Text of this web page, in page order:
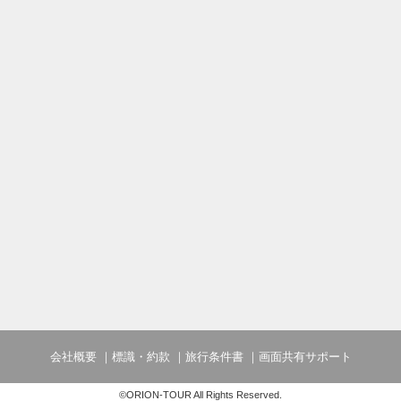
会社概要 標識・約款 旅行条件書 画面共有サポート
©ORION-TOUR All Rights Reserved.